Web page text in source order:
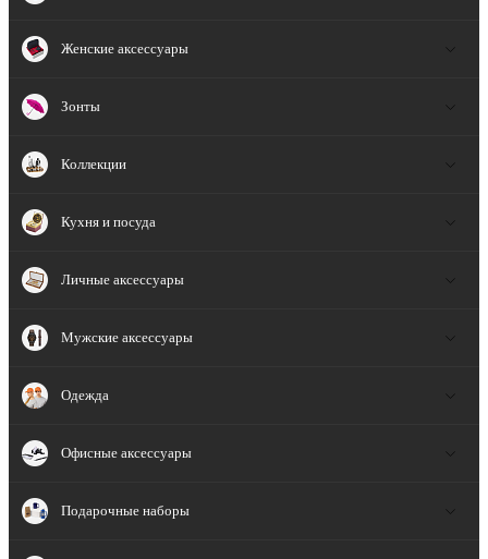
Женские аксессуары
Зонты
Коллекции
Кухня и посуда
Личные аксессуары
Мужские аксессуары
Одежда
Офисные аксессуары
Подарочные наборы